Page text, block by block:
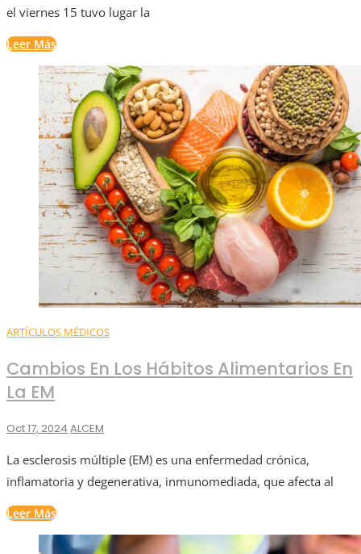
el viernes 15 tuvo lugar la
Leer Más
ARTÍCULOS MÉDICOS
Cambios En Los Hábitos Alimentarios En
La EM
Oct 17, 2024 ALCEM
La esclerosis múltiple (EM) es una enfermedad crónica,
inflamatoria y degenerativa, inmunomediada, que afecta al
Leer Más